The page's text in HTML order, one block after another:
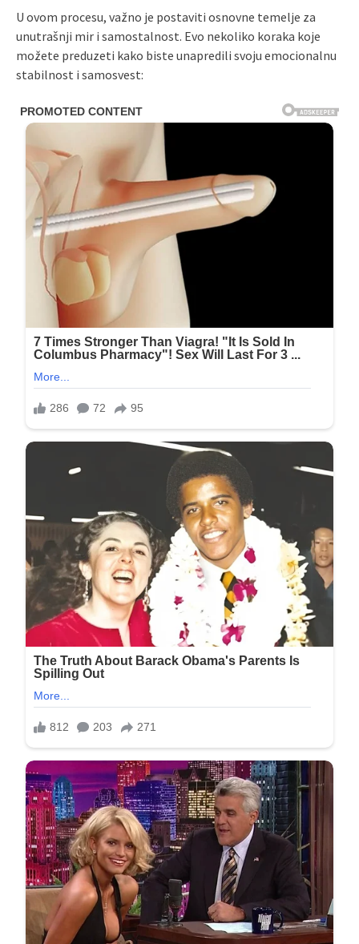
U ovom procesu, važno je postaviti osnovne temelje za
unutrašnji mir i samostalnost. Evo nekoliko koraka koje
možete preduzeti kako biste unapredili svoju emocionalnu
stabilnost i samosvest: